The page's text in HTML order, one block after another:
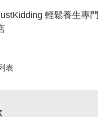
輕鬆養生專門
表